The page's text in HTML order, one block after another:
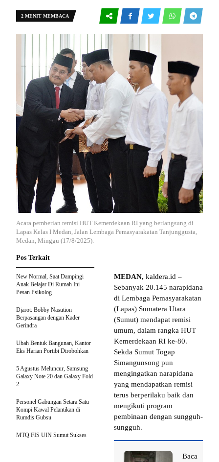
2 MENIT MEMBACA
Acara pemberian remisi HUT Kemerdekaan RI yang berlangsung di
Lapas Kelas I Medan, Jalan Lembaga Pemasyarakatan Tanjunggusta,
Medan, Minggu (17/8/2025).
MEDAN, kaldera.id –
Sebanyak 20.145 narapidana
di Lembaga Pemasyarakatan
(Lapas) Sumatera Utara
(Sumut) mendapat remisi
umum, dalam rangka HUT
Kemerdekaan RI ke-80.
Sekda Sumut Togap
Simangunsong pun
mengingatkan narapidana
yang mendapatkan remisi
terus berperilaku baik dan
mengikuti program
pembinaan dengan sungguh-
sungguh.
Baca
Pos Terkait
New Normal, Saat Dampingi
Anak Belajar Di Rumah Ini
Pesan Psikolog
Djarot: Bobby Nasution
Berpasangan dengan Kader
Gerindra
Ubah Bentuk Bangunan, Kantor
Eks Harian Portibi Dirobohkan
5 Agustus Meluncur, Samsung
Galaxy Note 20 dan Galaxy Fold
2
Personel Gabungan Setara Satu
Kompi Kawal Pelantikan di
Rumdis Gubsu
MTQ FIS UIN Sumut Sukses